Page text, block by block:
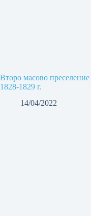
Второ масово
1828-1829 г.
14/04/2022